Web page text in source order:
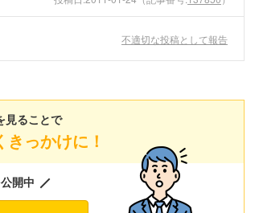
不適切な投稿として報告
見ることで
っかけに！
開中